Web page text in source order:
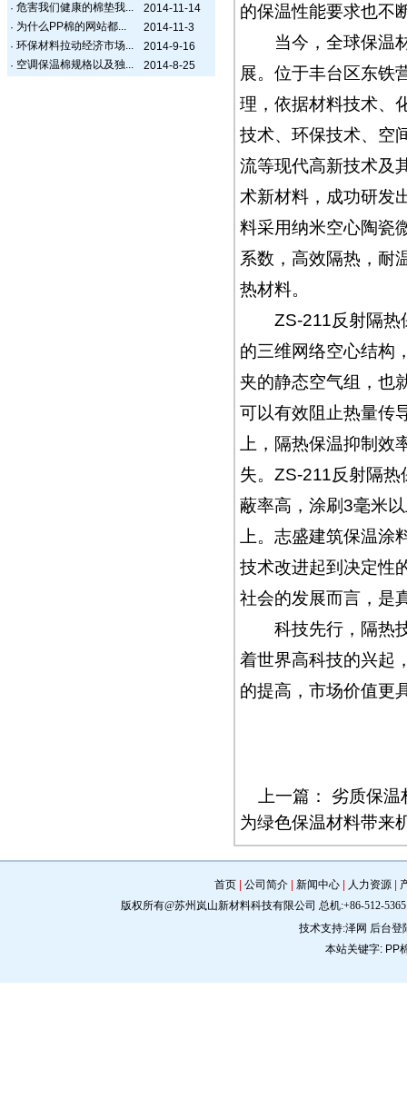
· 危害我们健康的棉垫我...
2014-11-14
· 为什么PP棉的网站都...
2014-11-3
· 环保材料拉动经济市场...
2014-9-16
· 空调保温棉规格以及独... 2014-8-25
的保温性能要求也不
当今，全球保温材
展。位于丰台区东铁
理，依据材料技术、
技术、环保技术、空
流等现代高新技术及
术新材料，成功研发
料采用纳米空心陶瓷
系数，高效隔热，耐
热材料。
ZS-211反射隔热保
的三维网络空心结构
夹的静态空气组，也
可以有效阻止热量传
上，隔热保温抑制
失。ZS-211反射隔
蔽率高，涂刷3毫米
上。志盛建筑保温
技术改进起到决定性
社会的发展而言，是
科技先行，隔热技
着世界高科技的兴起
的提高，市场价值更
上一篇： 劣质保温
为绿色保温材料带来
首页| 公司简介| 新闻中心| 人力资源|
版权所有@苏州岚山新材料科技有限公司 总机:+86-512-5365
技术支持:泽网 后台登
本站关键字: PP